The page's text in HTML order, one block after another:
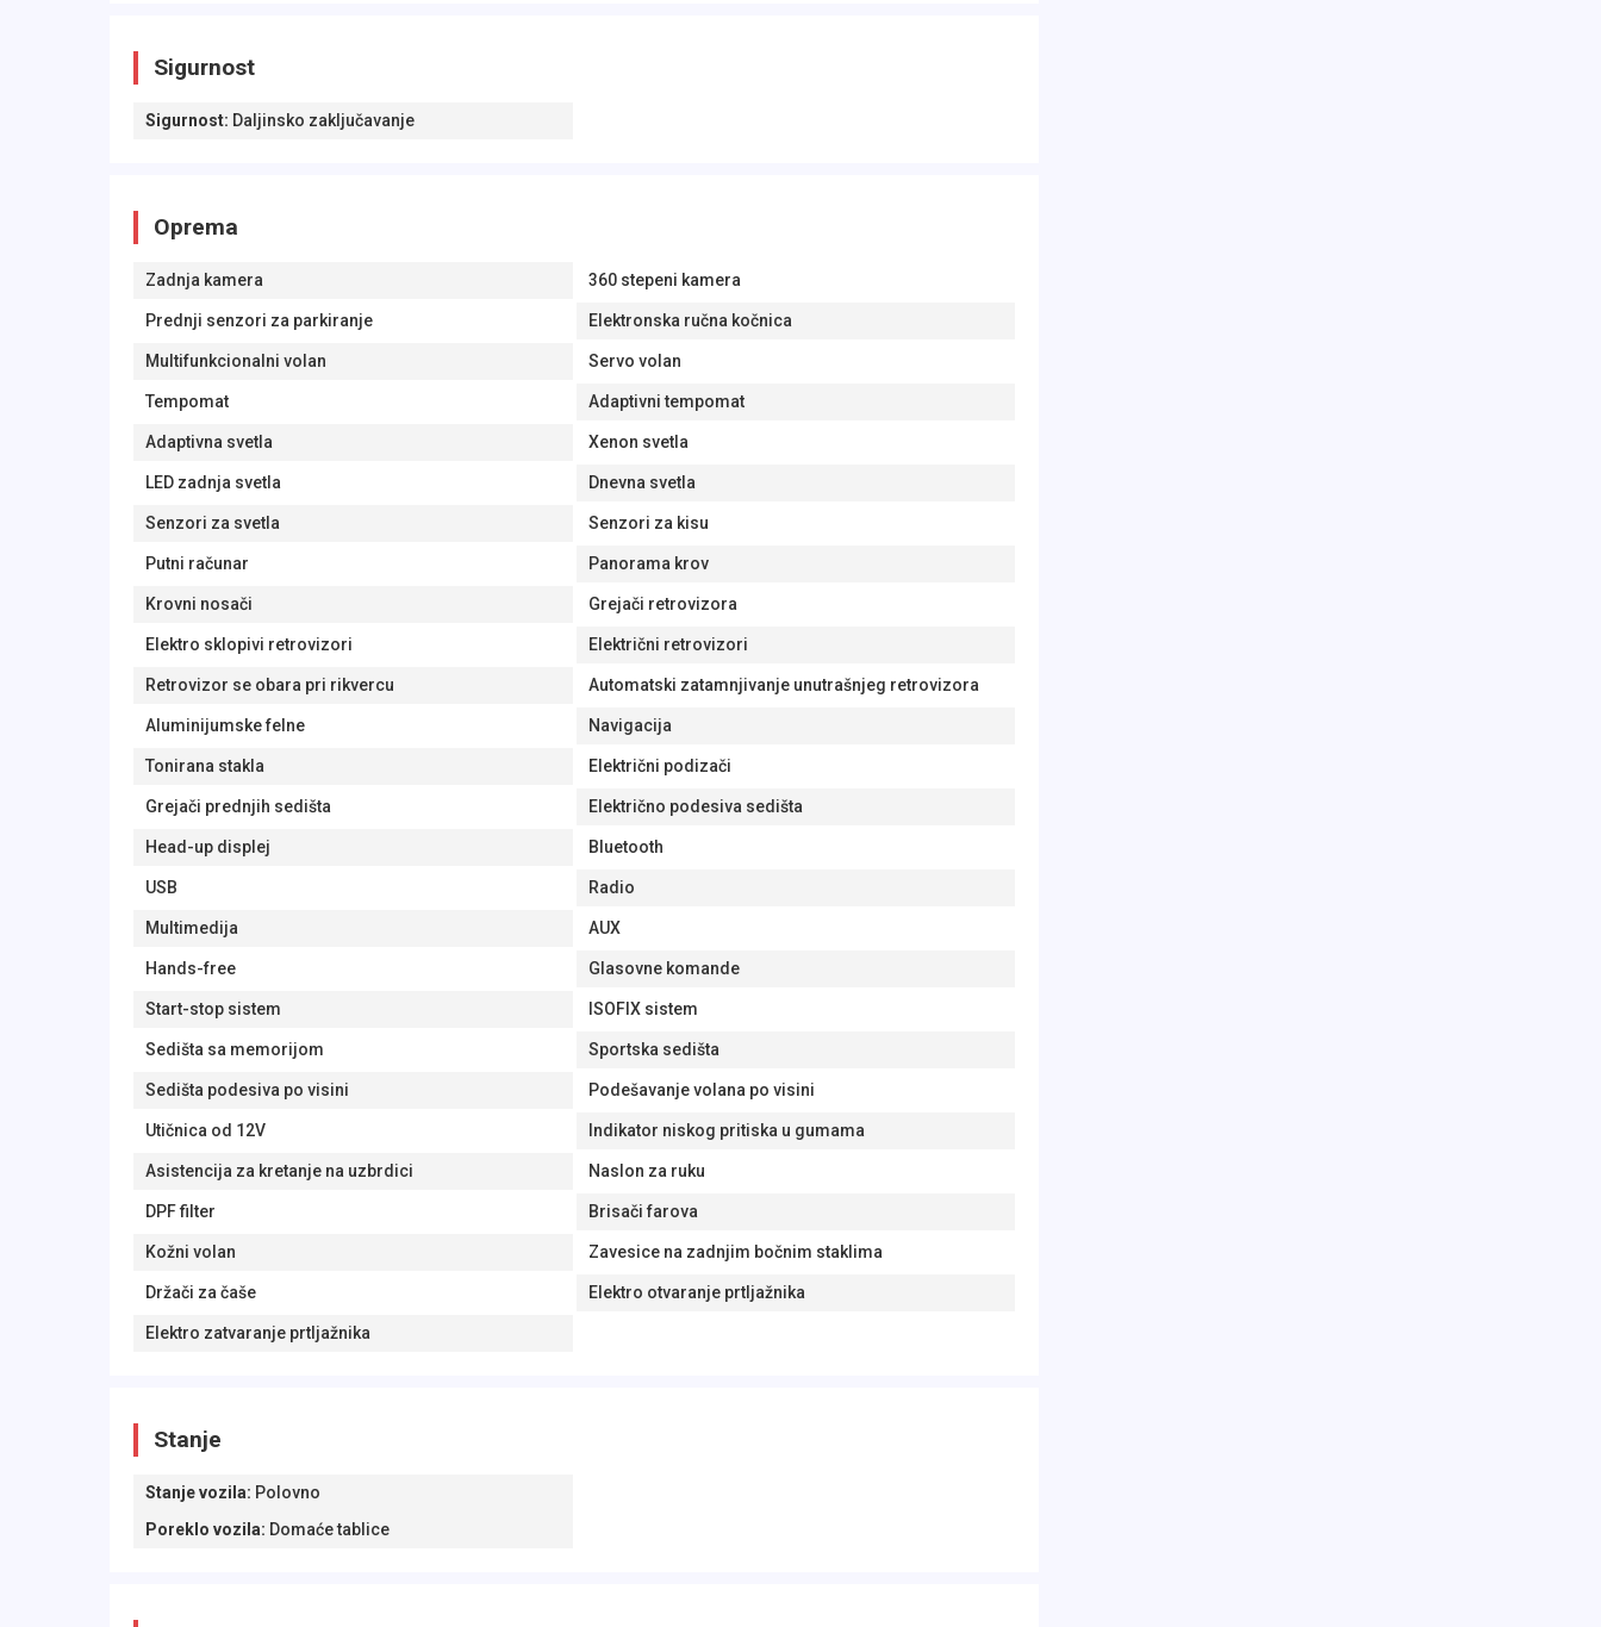
Sigurnost
Sigurnost: Daljinsko zaključavanje
Oprema
Zadnja kamera 360 stepeni kamera
Prednji senzori za parkiranje Elektronska ručna kočnica
Multifunkcionalni volan Servo volan
Tempomat Adaptivni tempomat
Adaptivna svetla Xenon svetla
LED zadnja svetla Dnevna svetla
Senzori za svetla Senzori za kisu
Putni računar Panorama krov
Krovni nosači Grejači retrovizora
Elektro sklopivi retrovizori Električni retrovizori
Retrovizor se obara pri rikvercu Automatski zatamnjivanje unutrašnjeg retrovizora
Aluminijumske felne Navigacija
Tonirana stakla Električni podizači
Grejači prednjih sedišta Električno podesiva sedišta
Head-up displej Bluetooth
USB Radio
Multimedija AUX
Hands-free Glasovne komande
Start-stop sistem ISOFIX sistem
Sedišta sa memorijom Sportska sedišta
Sedišta podesiva po visini Podešavanje volana po visini
Utičnica od 12V Indikator niskog pritiska u gumama
Asistencija za kretanje na uzbrdici Naslon za ruku
DPF filter Brisači farova
Kožni volan Zavesice na zadnjim bočnim staklima
Držači za čaše Elektro otvaranje prtljažnika
Elektro zatvaranje prtljažnika
Stanje
Stanje vozila: Polovno
Poreklo vozila: Domaće tablice